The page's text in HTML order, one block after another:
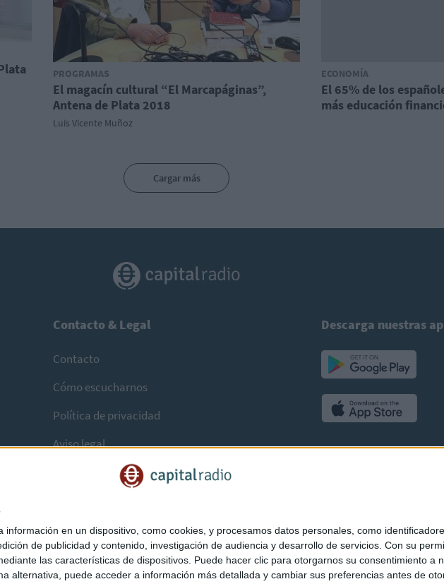
información en un dispositivo, como cookies, y procesamos datos personales, como
de publicidad y contenido, investigación de audiencia y desarrollo de servicios. Con su
las características de dispositivos. Puede hacer clic para otorgarnos su consentimiento a
alternativa, puede acceder a información más detallada y cambiar sus preferencias antes de
PROGRAMAS
El magacín cultural “El Marcapáginas”,
Antena de Plata 2018
Luis Vicente Muñoz
ECONOMÍA
El 65% de los
más educación
Cargar más
Contacto & Legal
Contacto
Cómo escucharnos
Política de privacidad
Aviso legal
Descarga nuestras